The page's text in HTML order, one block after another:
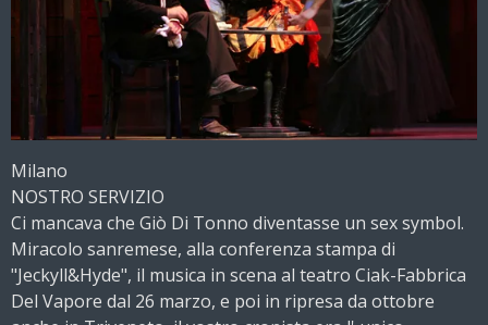
Milano
NOSTRO SERVIZIO
Ci mancava che Giò Di Tonno diventasse un sex symbol.
Miracolo sanremese, alla conferenza stampa di
"Jeckyll&Hyde", il musica in scena al teatro Ciak-Fabbrica
Del Vapore dal 26 marzo, e poi in ripresa da ottobre